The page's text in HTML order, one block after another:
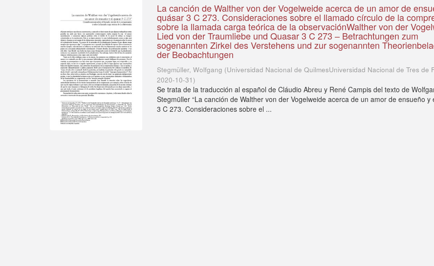
La canción de Walther von der Vogelweide acerca de un amor de
quásar 3 C 273. Consideraciones sobre el llamado círculo de la
sobre la llamada carga teórica de la observaciónWalther von der
Lied von der Traumliebe und Quasar 3 C 273 – Betrachtungen zum
sogenannten Zirkel des Verstehens und zur sogenannten
der Beobachtungen
Stegmüller, Wolfgang (Universidad Nacional de QuilmesUniversidad Nacional de Tres de
2020-10-31)
Se trata de la traducción al español de Cláudio Abreu y René Campis del texto de
Stegmüller “La canción de Walther von der Vogelweide acerca de un amor de ensueño y
3 C 273. Consideraciones sobre el ...